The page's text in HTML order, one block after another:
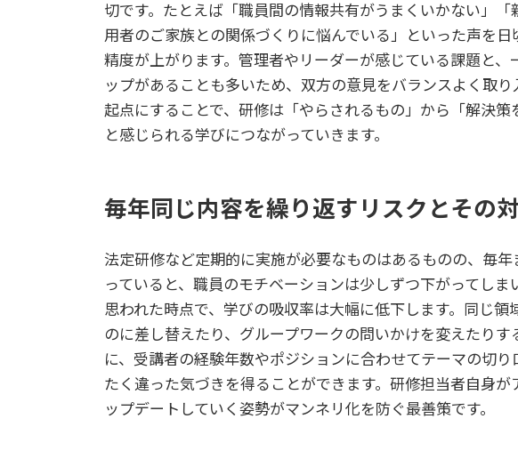
切です。たとえば「職員間の情報共有がうまくいかない」
用者のご家族との関係づくりに悩んでいる」といった声を
精度が上がります。管理者やリーダーが感じている課題と
ップがあることも多いため、双方の意見をバランスよく取
起点にすることで、研修は「やらされるもの」から「解決
と感じられる学びにつながっていきます。
毎年同じ内容を繰り返すリスクとその
法定研修など定期的に実施が必要なものはあるものの、毎
っていると、職員のモチベーションは少しずつ下がってし
思われた時点で、学びの吸収率は大幅に低下します。同じ
のに差し替えたり、グループワークの問いかけを変えたり
に、受講者の経験年数やポジションに合わせてテーマの切
たく違った気づきを得ることができます。研修担当者自身
ップデートしていく姿勢がマンネリ化を防ぐ最善策です。